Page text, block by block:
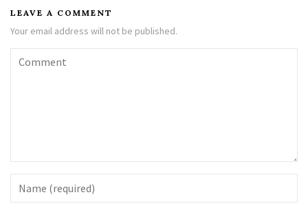
LEAVE A COMMENT
Your email address will not be published.